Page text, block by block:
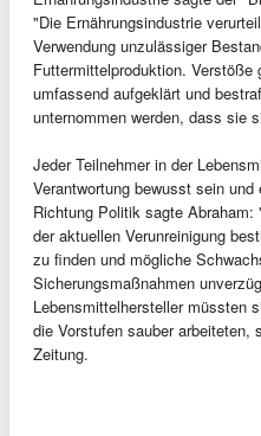
"Die Ernährungsindustrie
Verwendung unzulässiger
Futtermittelproduktion.
umfassend aufgeklärt und
unternommen werden, dass sie
Jeder Teilnehmer in der
Verantwortung bewusst sein
Richtung Politik sagte
der aktuellen Verunreinigung
zu finden und mögliche
Sicherungsmaßnahmen
Lebensmittelhersteller müssten
die Vorstufen sauber arbeiteten,
Zeitung.